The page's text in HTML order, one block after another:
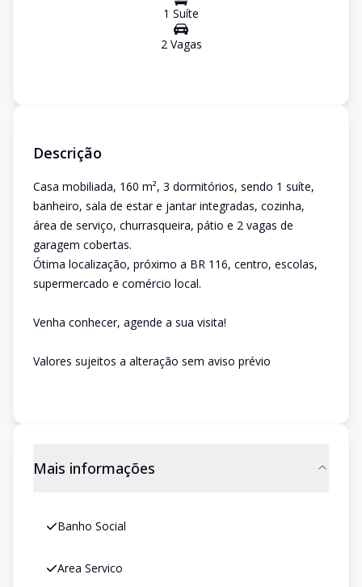
1 Suíte
2Vagas
Descrição
Casa mobiliada, 160 m², 3 dormitórios, sendo 1 suíte,
banheiro, sala de estar e jantar integradas, cozinha,
área de serviço, churrasqueira, pátio e 2 vagas de
garagem cobertas.
Ótima localização, próximo a BR 116, centro, escolas,
supermercado e comércio local.
Venha conhecer, agende a sua visita!
Valores sujeitos a alteração sem aviso prévio
Mais informações
Banho Social
Area Servico